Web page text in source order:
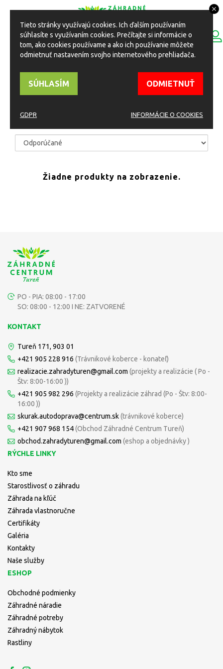
Toggle
navigation
ESHOP
LETNIČKY
Žiadne produkty na zobrazenie.
PO - PIA: 08:00 - 17:00
SO: 08:00 - 12:00 I NE: ZATVORENÉ
KONTAKT
Tureň 171, 903 01
+421 905 228 916 (Trávnikové koberce - konateľ)
realizacie.zahradyturen@gmail.com (projekty a realizácie ( Po -
Štv: 8:00-16:00 ))
+421 905 982 296 (Projekty a realizácie záhrad (Po - Štv: 8:00-
16:00 ))
skurak.autodoprava@centrum.sk(trávnikové koberce)
+421 907 968 154(Obchod Záhradné Centrum Tureň)
obchod.zahradyturen@gmail.com (eshop a objednávky )
RÝCHLE LINKY
Kto sme
Starostlivosť o záhradu
Záhrada na kľúč
Záhrada vlastnoručne
Certifikáty
Galéria
Kontakty
Naše služby
ESHOP
Obchodné podmienky
Záhradné náradie
Záhradné potreby
Záhradný nábytok
Rastliny
Tieto stránky využívajú cookies. Ich ďalším používaním
súhlasíte s využívaním cookies. Prečítajte si informácie o
tom, ako cookies používame a ako ich používanie môžete
odmietnuť nastavením svojho internetového prehliadača.
SÚHLASÍM ODMIETNUŤ
GDPR INFORMÁCIE O COOKIES